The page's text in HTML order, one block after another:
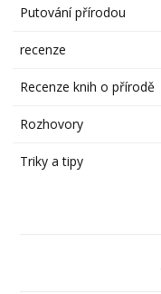
Putování přírodou
recenze
Recenze knih o přírodě
Rozhovory
Triky a tipy